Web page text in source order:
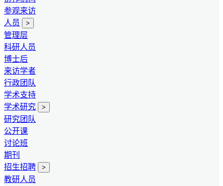
参观来访
人员
>
管理层
科研人员
博士后
来访学者
行政团队
学术支持
学术研究
>
研究团队
公开课
讨论班
期刊
招生招聘
>
教研人员